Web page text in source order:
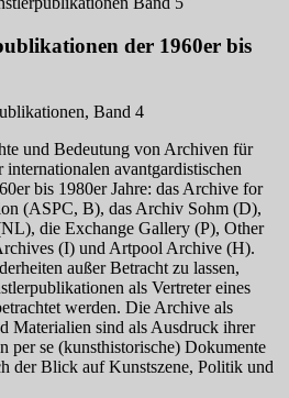
der 1960er bis
Band 4
und Bedeutung von Archiven für
avantgardistischen
bis 1980er Jahre: das Archive for
(ASPC, B), das Archiv Sohm (D),
die Exchange Gallery (P), Other
(I) und Artpool Archive (H).
außer Betracht zu lassen,
als Vertreter eines
werden. Die Archive als
Materialien sind als Ausdruck ihrer
per se (kunsthistorische) Dokumente
der Blick auf Kunstszene, Politik und